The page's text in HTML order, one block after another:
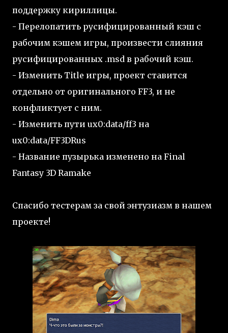
поддержку кириллицы.
- Перелопатить русифицированный кэш с
рабочим кэшем игры, произвести слияния
русифицированных .msd в рабочий кэш.
- Изменить Title игры, проект ставится
отдельно от оригинального FF3, и не
конфликтует с ним.
- Изменить пути ux0:data/ff3 на
ux0:data/FF3DRus
- Название пузырька изменено на Final
Fantasy 3D Ramake
Спасибо тестерам за свой энтузиазм в нашем
проекте!